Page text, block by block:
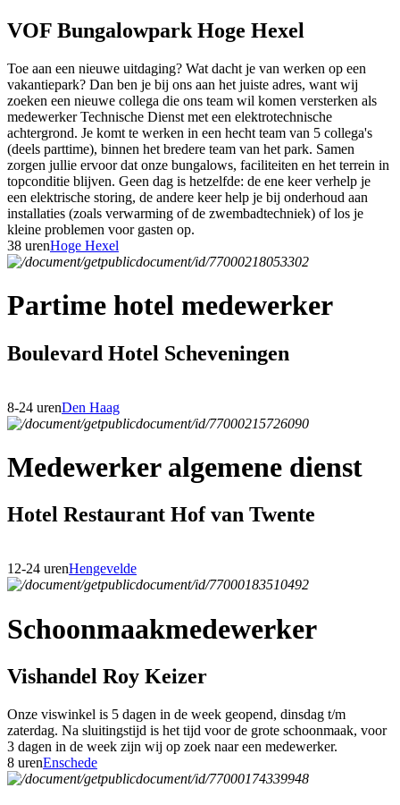
VOF Bungalowpark Hoge Hexel
Toe aan een nieuwe uitdaging? Wat dacht je van werken op een
vakantiepark? Dan ben je bij ons aan het juiste adres, want wij
zoeken een nieuwe collega die ons team wil komen versterken als
medewerker Technische Dienst met een elektrotechnische
achtergrond. Je komt te werken in een hecht team van 5 collega's
(deels parttime), binnen het bredere team van het park. Samen
zorgen jullie ervoor dat onze bungalows, faciliteiten en het terrein in
topconditie blijven. Geen dag is hetzelfde: de ene keer verhelp je
een elektrische storing, de andere keer help je bij onderhoud aan
installaties (zoals verwarming of de zwembadtechniek) of los je
kleine problemen voor gasten op.
38 urenHoge Hexel
Partime hotel medewerker
Boulevard Hotel Scheveningen
8-24 urenDen Haag
Medewerker algemene dienst
Hotel Restaurant Hof van Twente
12-24 urenHengevelde
Schoonmaakmedewerker
Vishandel Roy Keizer
Onze viswinkel is 5 dagen in de week geopend, dinsdag t/m
zaterdag. Na sluitingstijd is het tijd voor de grote schoonmaak, voor
3 dagen in de week zijn wij op zoek naar een medewerker.
8 urenEnschede